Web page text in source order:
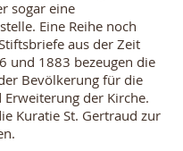
sogar eine
Eine Reihe noch
aus der Zeit
und 1883 bezeugen die
Bevölkerung für die
Erweiterung der Kirche.
Kuratie St. Gertraud zur